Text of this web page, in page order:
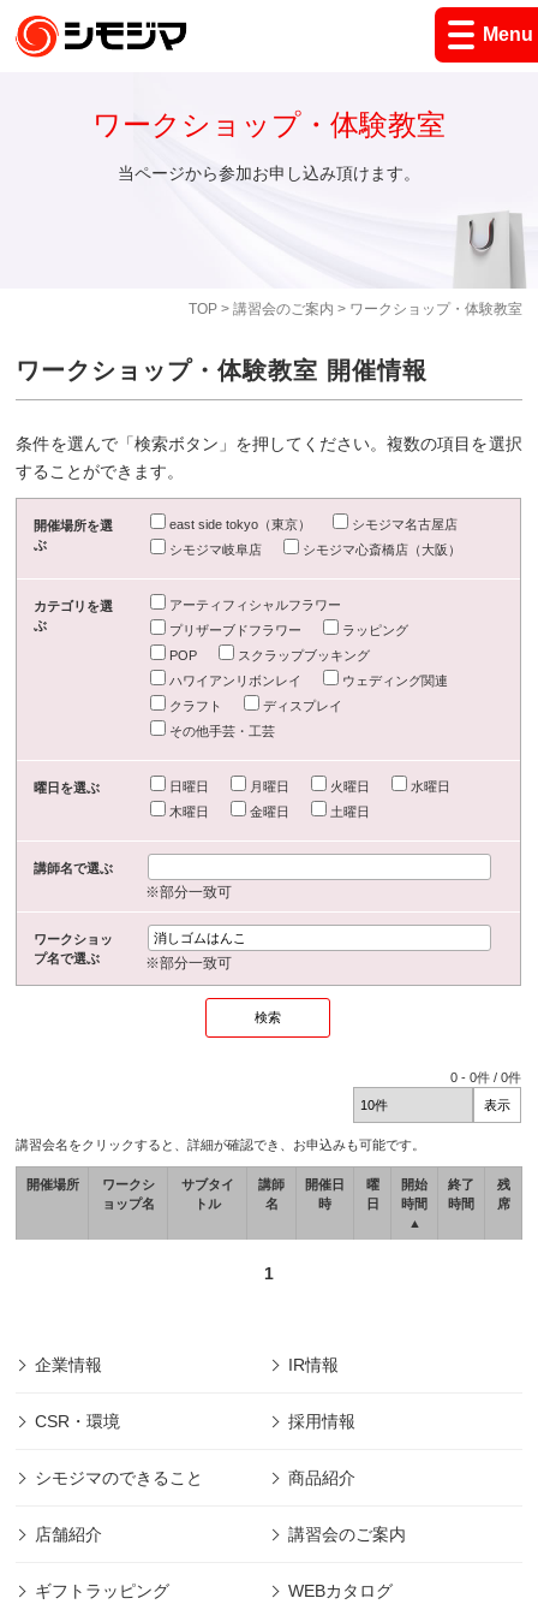
Menu
TOP> 講習会のご案内 > ワークショップ・体験教室
ワークショップ・体験教室
当ページから参加お申し込み頂けます。
ワークショップ・体験教室 開催情報
条件を選んで「検索ボタン」を押してください。複数の項目を選択
することができます。
開催場所を選
ぶ
east side tokyo（東京）
シモジマ名古屋店
シモジマ岐阜店
シモジマ心斎橋店（大阪）
カテゴリを選
ぶ
アーティフィシャルフラワー
プリザーブドフラワー
ラッピング
POP
スクラップブッキング
ハワイアンリボンレイ
ウェディング関連
クラフト
ディスプレイ
その他手芸・工芸
曜日を選ぶ 日曜日 月曜日 火曜日
水曜日
木曜日
金曜日 土曜日
講師名で選ぶ
※部分一致可
ワークショッ
プ名で選ぶ
※部分一致可
0 -0件 /0件
講習会名をクリックすると、詳細が確認でき、お申込みも可能です。
開催場所
ワークシ
ョップ名
サブタイ
トル
講師
名
開催日
時
曜
日
開始
時間
▲
終了
時間
残
席
1
企業情報 IR情報
CSR・環境 採用情報
シモジマのできること 商品紹介
店舗紹介 講習会のご案内
ギフトラッピング WEBカタログ